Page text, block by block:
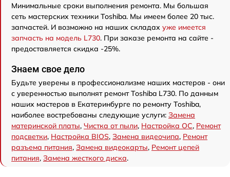
Минимальные сроки выполнения ремонта. Мы большая
сеть мастерских техники Toshiba. Мы имеем более 20 тыс.
запчастей. И возможно на наших складах уже имеется
запчасть на модель L730. При заказе ремонта на сайте -
предоставляется скидка -25%.
Знаем свое дело
Будьте уверены в профессионализме наших мастеров - они
с уверенностью выполнят ремонт Toshiba L730. По данным
наших мастеров в Екатеринбурге по ремонту Toshiba,
наиболее востребованы следующие услуги: Замена
материнской платы, Чистка от пыли, Настройка ОС, Ремонт
подсветки, Настройка BIOS, Замена видеочипа, Ремонт
разъема питания, Замена видеокарты, Ремонт цепей
питания, Замена жесткого диска.